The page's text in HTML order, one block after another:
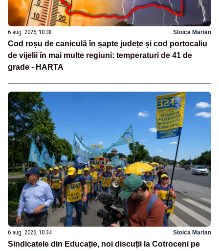
6 aug. 2026, 10:38 Stoica Marian
Cod roșu de caniculă în șapte județe și cod portocaliu
de vijelii în mai multe regiuni: temperaturi de 41 de
grade - HARTA
6 aug. 2026, 10:34 Stoica Marian
Sindicatele din Educație, noi discuții la Cotroceni pe